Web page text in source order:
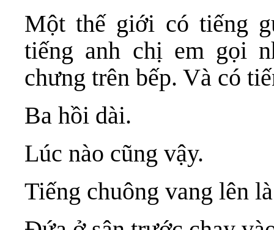
Một thế giới có tiếng
tiếng anh chị em gọi
chưng trên bếp. Và có
Ba hồi dài.
Lúc nào cũng vậy.
Tiếng chuông vang lên